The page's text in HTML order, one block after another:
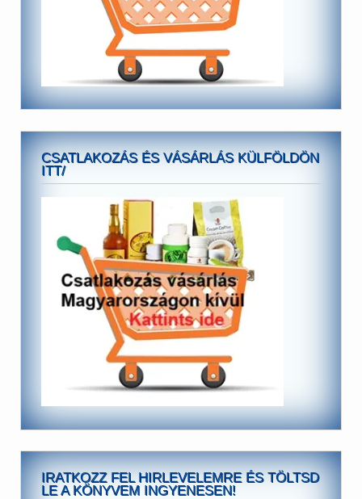
CSATLAKOZÁS ÉS VÁSÁRLÁS KÜLFÖLDÖN
ITT/
IRATKOZZ FEL HIRLEVELEMRE ÉS TÖLTSD
LE A KÖNYVEM INGYENESEN!